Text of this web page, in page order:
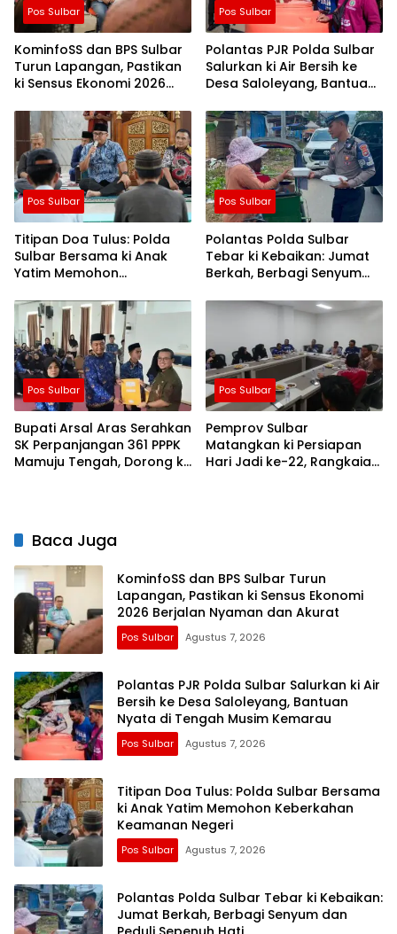
Pos Sulbar
KominfoSS dan BPS Sulbar
Turun Lapangan, Pastikan
ki Sensus Ekonomi 2026
Akurat
Pos Sulbar
Polantas PJR Polda Sulbar
Salurkan ki Air Bersih ke
Desa Saloleyang, Bantuan
Kemarau
Pos Sulbar
Titipan Doa Tulus: Polda
Sulbar Bersama ki Anak
Yatim Memohon
Negeri
Pos Sulbar
Polantas Polda Sulbar
Tebar ki Kebaikan: Jumat
Berkah, Berbagi Senyum
Pos Sulbar
Bupati Arsal Aras Serahkan
SK Perpanjangan 361 PPPK
Mamuju Tengah, Dorong ki
Pos Sulbar
Pemprov Sulbar
Matangkan ki Persiapan
Hari Jadi ke-22, Rangkaian
Baca Juga
KominfoSS dan BPS Sulbar Turun
Lapangan, Pastikan ki Sensus Ekonomi
2026 Berjalan Nyaman dan Akurat
Pos Sulbar Agustus 7, 2026
Polantas PJR Polda Sulbar Salurkan ki Air
Bersih ke Desa Saloleyang, Bantuan
Nyata di Tengah Musim Kemarau
Pos Sulbar Agustus 7, 2026
Titipan Doa Tulus: Polda Sulbar Bersama
ki Anak Yatim Memohon Keberkahan
Keamanan Negeri
Pos Sulbar Agustus 7, 2026
Polantas Polda Sulbar Tebar ki Kebaikan:
Jumat Berkah, Berbagi Senyum dan